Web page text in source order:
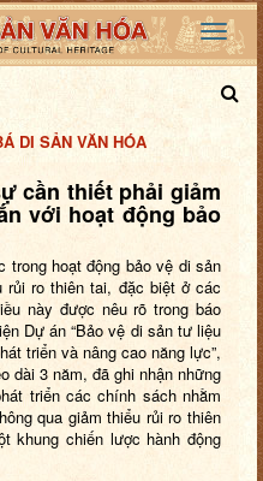
DI SẢN VĂN HÓA
cần thiết phải giảm
với hoạt động bảo
hoạt động bảo vệ di sản
ro thiên tai, đặc biệt ở các
này được nêu rõ trong báo
Dự án “Bảo vệ di sản tư liệu
triển và nâng cao năng lực”,
dài 3 năm, đã ghi nhận những
triển các chính sách nhằm
qua giảm thiểu rủi ro thiên
khung chiến lược hành động